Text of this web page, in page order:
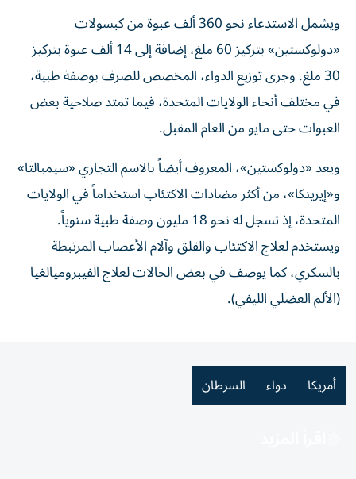
ويشمل الاستدعاء نحو 360 ألف عبوة من كبسولات
«دولوكستين» بتركيز 60 ملغ، إضافة إلى 14 ألف عبوة بتركيز
30 ملغ. وجرى توزيع الدواء، المخصص للصرف بوصفة طبية،
في مختلف أنحاء الولايات المتحدة، فيما تمتد صلاحية بعض
العبوات حتى مايو من العام المقبل.
ويعد «دولوكستين»، المعروف أيضاً بالاسم التجاري «سيمبالتا»
و«إيرينكا»، من أكثر مضادات الاكتئاب استخداماً في الولايات
المتحدة، إذ تسجل له نحو 18 مليون وصفة طبية سنوياً.
ويستخدم لعلاج الاكتئاب والقلق وآلام الأعصاب المرتبطة
بالسكري، كما يوصف في بعض الحالات لعلاج الفيبروميالغيا
(الألم العضلي الليفي).
أمريكا دواء السرطان